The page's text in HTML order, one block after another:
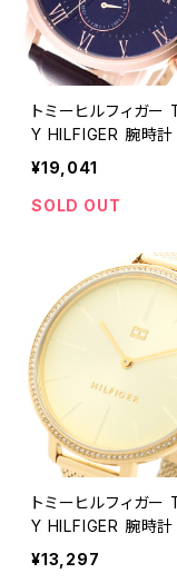
トミーヒルフィガー
Y HILFIGER 腕時計
1791399 クォーツ
ー ダークブラウン
ールド
¥19,041
SOLD OUT
トミーヒルフィガー
Y HILFIGER 腕時計
14 レディース クォー
ロー ゴールド
¥13,297